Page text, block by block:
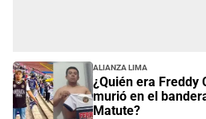
Alianza Lima
¿Quién era Freddy
murió en el
Matute?